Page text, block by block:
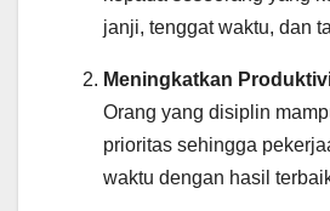
janji, tenggat waktu, dan
Meningkatkan
Orang yang disiplin
prioritas sehingga
waktu dengan hasil